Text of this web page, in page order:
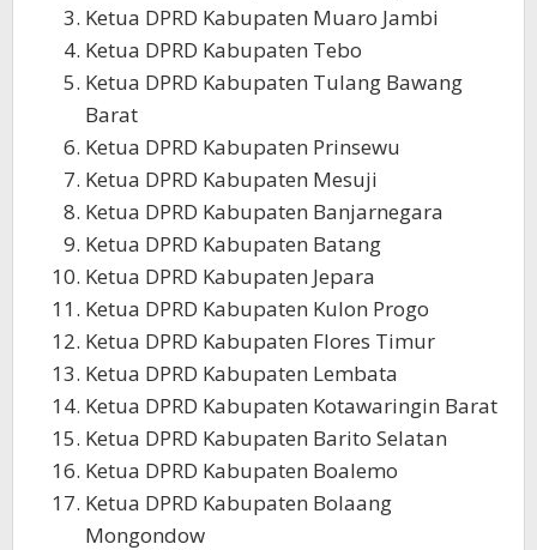
Ketua DPRD Kabupaten Muaro Jambi
Ketua DPRD Kabupaten Tebo
Ketua DPRD Kabupaten Tulang Bawang
Barat
Ketua DPRD Kabupaten Prinsewu
Ketua DPRD Kabupaten Mesuji
Ketua DPRD Kabupaten Banjarnegara
Ketua DPRD Kabupaten Batang
Ketua DPRD Kabupaten Jepara
Ketua DPRD Kabupaten Kulon Progo
Ketua DPRD Kabupaten Flores Timur
Ketua DPRD Kabupaten Lembata
Ketua DPRD Kabupaten Kotawaringin Barat
Ketua DPRD Kabupaten Barito Selatan
Ketua DPRD Kabupaten Boalemo
Ketua DPRD Kabupaten Bolaang
Mongondow